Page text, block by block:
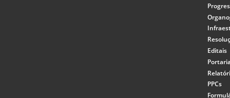
Editais
PPCs